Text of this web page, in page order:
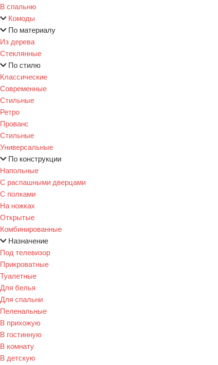
В спальню
Комоды
По материалу
Из дерева
Стеклянные
По стилю
Классические
Современные
Стильные
Ретро
Прованс
Стильные
Универсальные
По конструкции
Напольные
С распашными дверцами
С полками
На ножках
Открытые
Комбинированные
Назначение
Под телевизор
Прикроватные
Туалетные
Для белья
Для спальни
Пеленальные
В прихожую
В гостинную
В комнату
В детскую